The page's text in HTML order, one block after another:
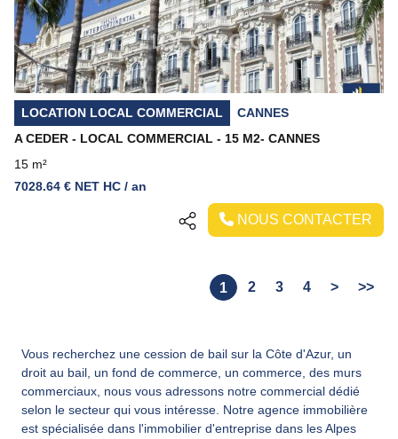
Previous Next
LOCATION LOCAL COMMERCIAL
CANNES
A CEDER - LOCAL COMMERCIAL - 15 M2- CANNES
15 m²
7028.64 € NET HC / an
NOUS CONTACTER
1 2 3 4 > >>
Vous recherchez une cession de bail sur la Côte d'Azur, un
droit au bail, un fond de commerce, un commerce, des murs
commerciaux, nous vous adressons notre commercial dédié
selon le secteur qui vous intéresse. Notre agence immobilière
est spécialisée dans l'immobilier d'entreprise dans les Alpes